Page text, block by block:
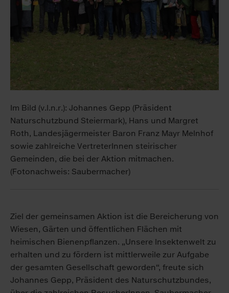
Im Bild (v.l.n.r.): Johannes Gepp (Präsident
Naturschutzbund Steiermark), Hans und Margret
Roth, Landesjägermeister Baron Franz Mayr Melnhof
sowie zahlreiche VertreterInnen steirischer
Gemeinden, die bei der Aktion mitmachen.
(Fotonachweis: Saubermacher)
Ziel der gemeinsamen Aktion ist die Bereicherung von
Wiesen, Gärten und öffentlichen Flächen mit
heimischen Bienenpflanzen. „Unsere Insektenwelt zu
erhalten und zu fördern ist mittlerweile zur Aufgabe
der gesamten Gesellschaft geworden“, freute sich
Johannes Gepp, Präsident des Naturschutzbundes,